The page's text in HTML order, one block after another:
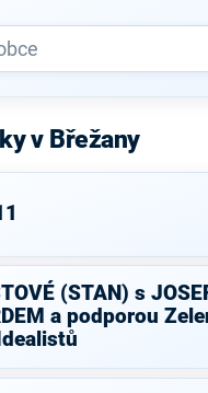
v Břežany
(STAN) s
a podporou